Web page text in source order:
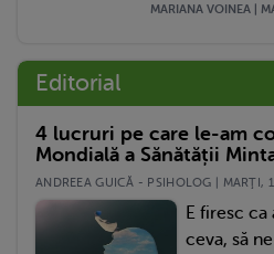
MARIANA VOINEA |
Editorial
4 lucruri pe care le-am
Mondială a Sănătății
ANDREEA GUICĂ - PSIHOLOG | MARŢI,
E firesc
ceva, să